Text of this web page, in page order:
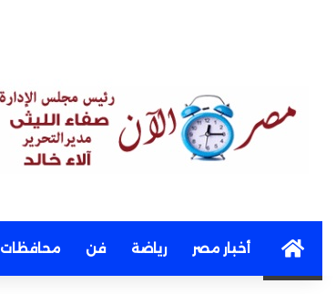
Homeأخبار مصر رياضة فن محافظات